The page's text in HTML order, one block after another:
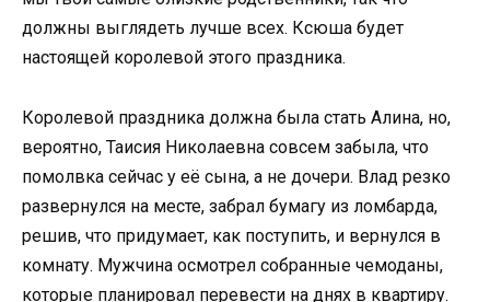
должны выглядеть лучше всех. Ксюша будет
настоящей королевой этого праздника.
Королевой праздника должна была стать Алина, но,
вероятно, Таисия Николаевна совсем забыла, что
помолвка сейчас у её сына, а не дочери. Влад резко
развернулся на месте, забрал бумагу из ломбарда,
решив, что придумает, как поступить, и вернулся в
комнату. Мужчина осмотрел собранные чемоданы,
которые планировал перевести на днях в квартиру.